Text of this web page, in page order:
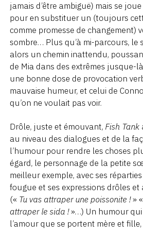
jamais d’être ambiguë) mais se
pour en substituer un (toujours
comme promesse de changement)
sombre… Plus qu’à mi-parcours, le
alors un chemin inattendu,
de Mia dans des extrêmes jusque-
une bonne dose de provocation
mauvaise humeur, et celui de
qu’on ne voulait pas voir.
Drôle, juste et émouvant, Fish Tank
au niveau des dialogues et de la
l’humour pour rendre les choses
égard, le personnage de la petite
meilleur exemple, avec ses
fougue et ses expressions drôles et
(« Tu vas attraper une poissonite !» «
attraper le sida !»…) Un humour qui
l’amour que se portent mère et